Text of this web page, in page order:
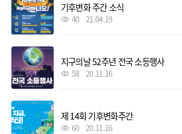
기후변화 주간 소식
40 21.04.19
지구의날 52주년 전국 소등행사
58 20.11.16
제 14회 기후변화주간
60 20.11.16